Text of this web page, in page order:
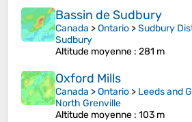
Bassin de Sudbury
Canada >Ontario >Sudbury
Sudbury
Altitude moyenne : 281 m
Oxford Mills
Canada >Ontario > Leeds and
North Grenville
Altitude moyenne : 103 m